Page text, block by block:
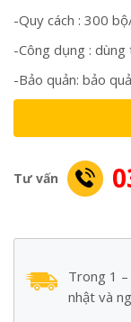
-Quy cách : 300
-Công dụng :
-Bảo quản: bảo
Tư vấn
Trong 1
nhật và